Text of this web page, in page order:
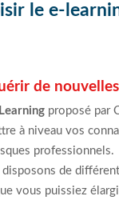
le e-
de
proposé par
à niveau vos
professionnels.
disposons de
vous puissiez